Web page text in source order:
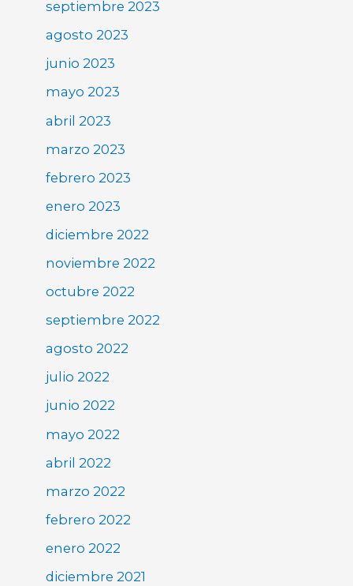
septiembre 2023
agosto 2023
junio 2023
mayo 2023
abril 2023
marzo 2023
febrero 2023
enero 2023
diciembre 2022
noviembre 2022
octubre 2022
septiembre 2022
agosto 2022
julio 2022
junio 2022
mayo 2022
abril 2022
marzo 2022
febrero 2022
enero 2022
diciembre 2021